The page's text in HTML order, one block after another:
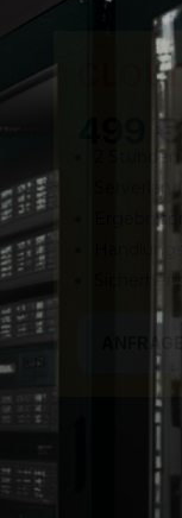
499 €
2